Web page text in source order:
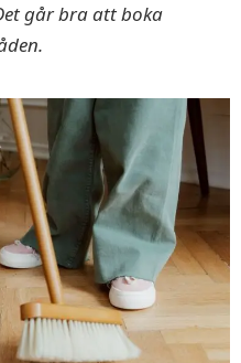
går bra att boka